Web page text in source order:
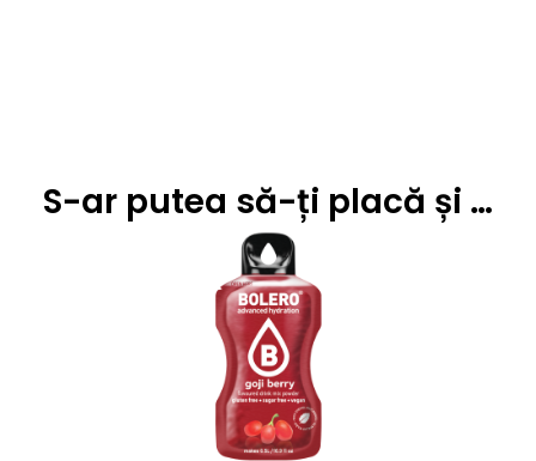
S-ar putea să-ți placă și …